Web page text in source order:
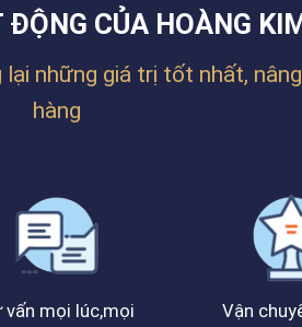
CỦA HOÀNG
những giá trị tốt nhất,
hàng
vấn mọi lúc,mọi
Vận